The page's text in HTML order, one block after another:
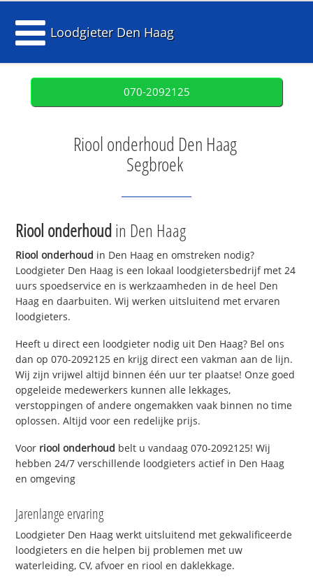
Loodgieter Den Haag
070-2092125
Riool onderhoud Den Haag
Segbroek
Riool onderhoudin Den Haag
Riool onderhoud in Den Haag en omstreken nodig?
Loodgieter Den Haag is een lokaal loodgietersbedrijf met 24
uurs spoedservice en is werkzaamheden in de heel Den
Haag en daarbuiten. Wij werken uitsluitend met ervaren
loodgieters.
Heeft u direct een loodgieter nodig uit Den Haag? Bel ons
dan op 070-2092125 en krijg direct een vakman aan de lijn.
Wij zijn vrijwel altijd binnen één uur ter plaatse! Onze goed
opgeleide medewerkers kunnen alle lekkages,
verstoppingen of andere ongemakken vaak binnen no time
oplossen. Altijd voor een redelijke prijs.
Voor riool onderhoud belt u vandaag 070-2092125! Wij
hebben 24/7 verschillende loodgieters actief in Den Haag
en omgeving
Jarenlange ervaring
Loodgieter Den Haag werkt uitsluitend met gekwalificeerde
loodgieters en die helpen bij problemen met uw
waterleiding, CV, afvoer en riool en daklekkage.